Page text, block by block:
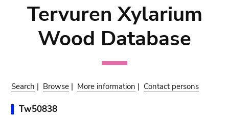
Tervuren Xylarium
Wood Database
Search | Browse | More information | Contact persons
Tw50838